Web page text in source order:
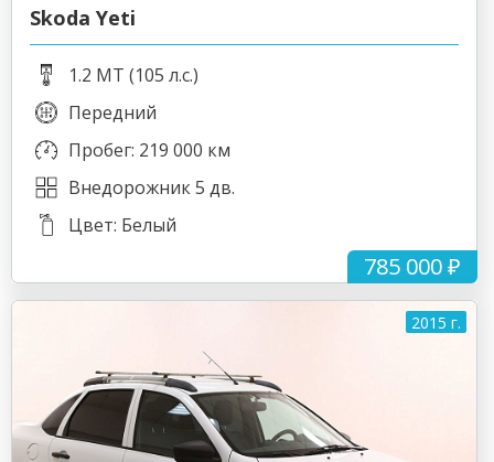
785 000 ₽
Skoda Yeti
1.2 MT (105 л.с.)
Передний
Пробег: 219 000 км
Внедорожник 5 дв.
Цвет: Белый
2015 г.